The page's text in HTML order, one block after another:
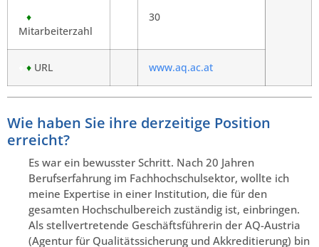
♦
Mitarbeiterzahl
30
♦ URL www.aq.ac.at
Wie haben Sie ihre derzeitige Position
erreicht?
Es war ein bewusster Schritt. Nach 20 Jahren
Berufserfahrung im Fachhochschulsektor, wollte ich
meine Expertise in einer Institution, die für den
gesamten Hochschulbereich zuständig ist, einbringen.
Als stellvertretende Geschäftsführerin der AQ-Austria
(Agentur für Qualitätssicherung und Akkreditierung) bin